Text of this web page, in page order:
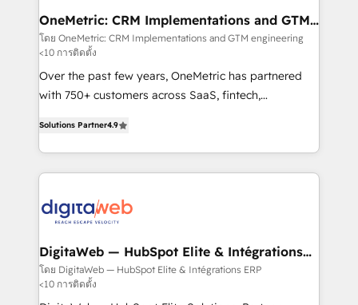
integrations 🤖 AI workflows & enrichment 📘 Team
enablement & company-wide adoption We create
HubSpot environments that teams use with
confidence and that leadership can rely on for
scalable revenue insights.
OneMetric: CRM Implementations and GTM
engineering
โดย OneMetric: CRM Implementations and GTM engineering
<10 การติดตั้ง
Over the past few years, OneMetric has partnered
with 750+ customers across SaaS, fintech,
150+ HubSpot-certified experts, we deliver scalable
solutions to complex GTM and RevOps challenges.
Our Expertise 🔹 Onboarding & Implementation:
tailored to your GTM motion. 🔹 Migrations: Move
downtime. 🔹 RevOps Strategy: Align teams,
processes, and data to drive revenue efficiency. 🔹
Integrations: Connect HubSpot with your tech stack
Solutions Partner4.9
DigitaWeb — HubSpot Elite & Intégrations
ERP
โดย DigitaWeb — HubSpot Elite & Intégrations ERP
<10 การติดตั้ง